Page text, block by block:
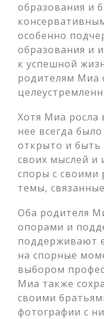
образования и
особенно
образования и
к успешной
родителям Миа
Хотя Миа росла
нее всегда
открыто и
своих мыслей и
споры с своими
темы,
Оба родителя
опорами и
поддерживают
на спорные
выбором
Миа также
своими
фотографии с